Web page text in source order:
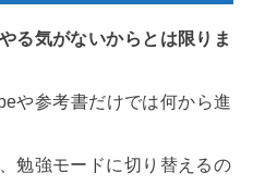
る気がないからとは限りま
や参考書だけでは何から進
勉強モードに切り替えるの